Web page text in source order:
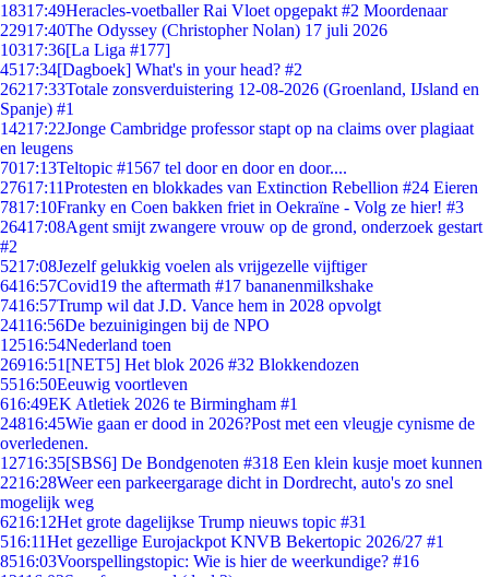
18317:49Heracles-voetballer Rai Vloet opgepakt #2 Moordenaar
22917:40The Odyssey (Christopher Nolan) 17 juli 2026
10317:36[La Liga #177]
4517:34[Dagboek] What's in your head? #2
26217:33Totale zonsverduistering 12-08-2026 (Groenland, IJsland en
Spanje) #1
14217:22Jonge Cambridge professor stapt op na claims over plagiaat
en leugens
7017:13Teltopic #1567 tel door en door en door....
27617:11Protesten en blokkades van Extinction Rebellion #24 Eieren
7817:10Franky en Coen bakken friet in Oekraïne - Volg ze hier! #3
26417:08Agent smijt zwangere vrouw op de grond, onderzoek gestart
#2
5217:08Jezelf gelukkig voelen als vrijgezelle vijftiger
6416:57Covid19 the aftermath #17 bananenmilkshake
7416:57Trump wil dat J.D. Vance hem in 2028 opvolgt
24116:56De bezuinigingen bij de NPO
12516:54Nederland toen
26916:51 [NET5] Het blok 2026 #32 Blokkendozen
5516:50Eeuwig voortleven
616:49EK Atletiek 2026 te Birmingham #1
24816:45Wie gaan er dood in 2026?Post met een vleugje cynisme de
overledenen.
12716:35[SBS6] De Bondgenoten #318 Een klein kusje moet kunnen
2216:28Weer een parkeergarage dicht in Dordrecht, auto's zo snel
mogelijk weg
6216:12Het grote dagelijkse Trump nieuws topic #31
516:11Het gezellige Eurojackpot KNVB Bekertopic 2026/27 #1
8516:03Voorspellingstopic: Wie is hier de weerkundige? #16